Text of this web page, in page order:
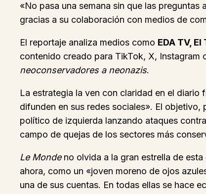
«No pasa una semana sin que las
gracias a su colaboración con medios de
El reportaje analiza medios como EDA TV,
contenido creado para TikTok, X, Instagram
neoconservadores a neonazis.
La estrategia la ven con claridad en el
difunden en sus redes sociales». El
político de izquierda lanzando ataques
campo de quejas de los sectores más
Le Mondeno olvida a la gran estrella de
ahora, como un «joven moreno de ojos
una de sus cuentas. En todas ellas se hace